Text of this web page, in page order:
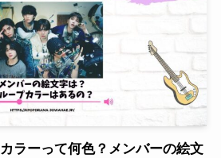
ラーって何色？メンバーの絵文